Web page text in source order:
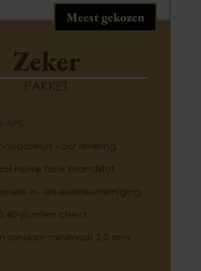
Meest gekozen
Zeker
PAKKET
APK
voor levering
halve tank brandstof
in- en exterieurreiniging
40-punten check
rondom minimaal 3,5 mm